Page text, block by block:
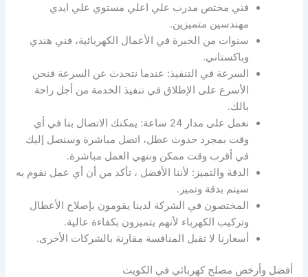
فني مختص مدرب علي اعلي مستوي علي ايدي
مهندسين متميزين.
سنوات من الخبرة في الأعمال الكهربائية، فني هندي
وباكستاني.
السرعة في التنفيذ: عندما نتحدث عن السرعة فنحن
الأسرع على الإطلاق في تنفيذ الخدمة من أجل راحة
بالك.
نعمل على مدار 24 ساعة: يمكنك الاتصال بنا في أي
وقت بمجرد حدوث عطل، اتصل مباشرة وسنصل إليك
في أقرب وقت ممكن وننهي العمل مباشرة.
الدقة والتميز: لأننا الأفضل ، تأكد من أن أي عمل نقوم به
سيتم بدقة وتميز.
المختصون في الشركة لدينا يقومون بإصلاح الأعطال
وتركيب الكهرباء لأنهم يتميزون بكفاءة عالية.
أسعارنا لا تقبل المنافسة مقارنة بالشركات الأخرى.
أفضل وأرخص مصلح كهربائي في الكويت